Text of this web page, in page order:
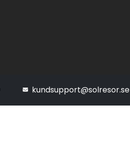
kundsupport@solresor.se